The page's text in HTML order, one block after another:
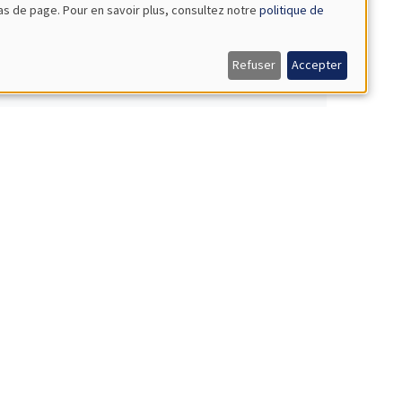
de page. Pour en savoir plus, consultez notre politique de
Refuser Accepter